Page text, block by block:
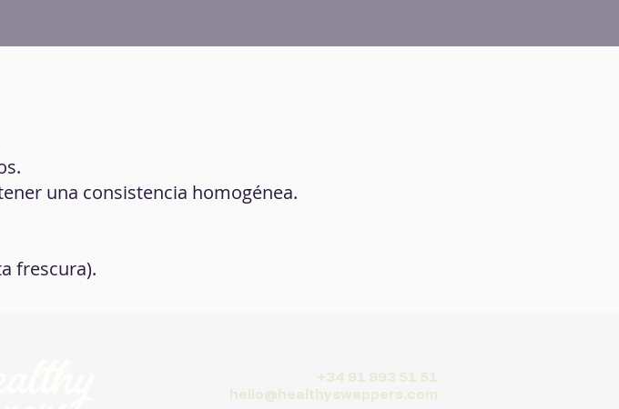
una consistencia homogénea.
frescura).
+34 91 993 51 51
hello@healthyswappers.com